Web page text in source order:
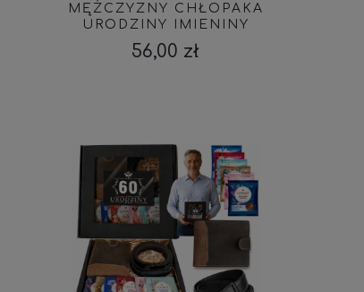
MĘŻCZYZNY CHŁOPAKA
URODZINY IMIENINY
WALENTYNKI
56,00 zł